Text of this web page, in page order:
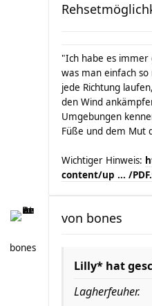
"Ich habe es immer
was man einfach
jede Richtung
den Wind
Umgebungen
Füße und dem Mut
Wichtiger Hinweis:
content/up ... /
bones
von bones
Lilly* hat
Lagherfeuher.